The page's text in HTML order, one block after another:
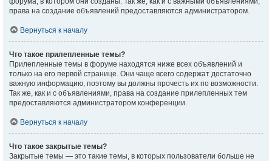
права на создание объявлений предоставляются администратором.
Вернуться к началу
Что такое прилепленные темы?
Прилепленные темы в форуме находятся ниже всех объявлений и
только на его первой странице. Они чаще всего содержат достаточно
важную информацию, поэтому вы должны прочесть их по возможности.
Так же, как и с объявлениями, права на создание прилепленных тем
предоставляются администратором конференции.
Вернуться к началу
Что такое закрытые темы?
Закрытые темы — это такие темы, в которых пользователи больше не